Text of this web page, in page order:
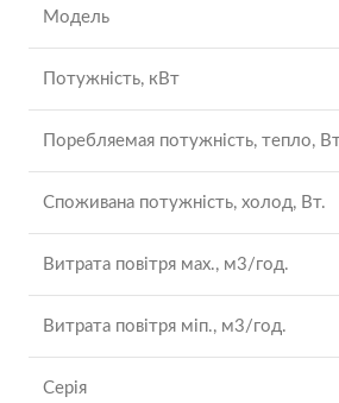
Модель
Потужність, кВт
Поребляемая потужність, тепло,
Споживана потужність, холод, Вт.
Витрата повітря мах., м3/год.
Витрата повітря міп., м3/год.
Серія